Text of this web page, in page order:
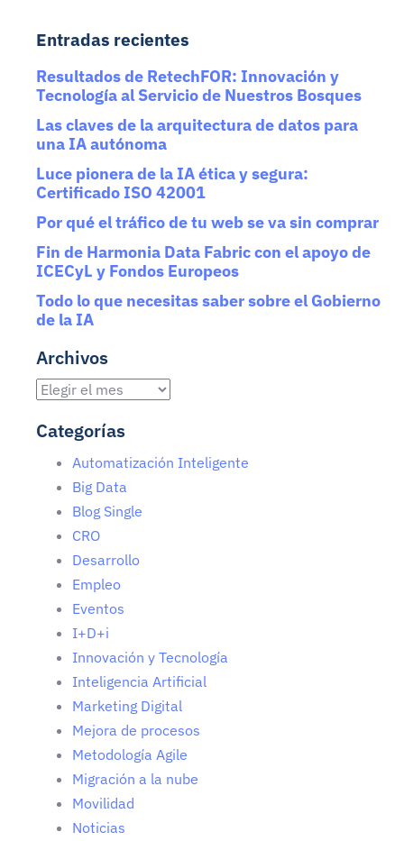
Entradas recientes
Resultados de RetechFOR: Innovación y
Tecnología al Servicio de Nuestros Bosques
Las claves de la arquitectura de datos para
una IA autónoma
Luce pionera de la IA ética y segura:
Certificado ISO 42001
Por qué el tráfico de tu web se va sin comprar
Fin de Harmonia Data Fabric con el apoyo de
ICECyL y Fondos Europeos
Todo lo que necesitas saber sobre el Gobierno
de la IA
Archivos
Categorías
Automatización Inteligente
Big Data
Blog Single
CRO
Desarrollo
Empleo
Eventos
I+D+i
Innovación y Tecnología
Inteligencia Artificial
Marketing Digital
Mejora de procesos
Metodología Agile
Migración a la nube
Movilidad
Noticias